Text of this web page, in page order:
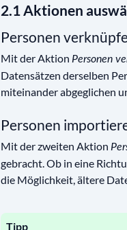
2.1 Aktionen
Personen
Mit der Aktion Personen
Datensätzen derselben
miteinander abgeglichen
Personen
Mit der zweiten Aktion
gebracht. Ob in eine
die Möglichkeit, ältere
Tipp